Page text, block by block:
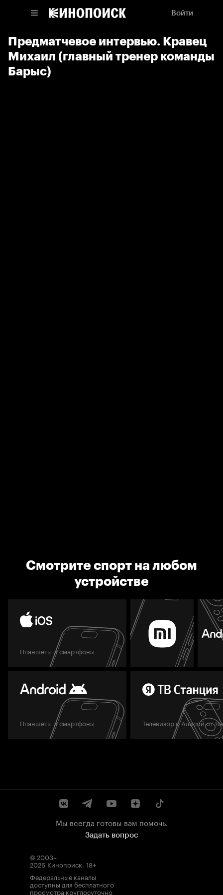
Войти
Предматчевое интервью. Кравец
Михаил (главный тренер команды
Барыс)
Смотрите спорт на любом
устройстве
Планшеты и смартфоны
Планшеты и смартфоны Телевизор с Алисой от
Мы всегда готовы вам помочь.
Задать вопрос
© 2003–
2026 Кинопоиск. 18+
Федеральные каналы
доступны для бесплатного
просмотра круглосуточно